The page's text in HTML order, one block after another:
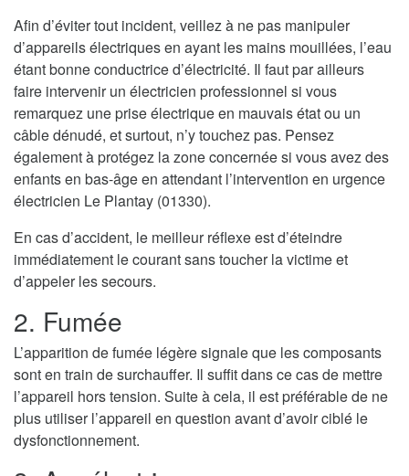
Afin d’éviter tout incident, veillez à ne pas manipuler
d’appareils électriques en ayant les mains mouillées, l’eau
étant bonne conductrice d’électricité. Il faut par ailleurs
faire intervenir un électricien professionnel si vous
remarquez une prise électrique en mauvais état ou un
câble dénudé, et surtout, n’y touchez pas. Pensez
également à protégez la zone concernée si vous avez des
enfants en bas-âge en attendant l’intervention en urgence
électricien Le Plantay (01330).
En cas d’accident, le meilleur réflexe est d’éteindre
immédiatement le courant sans toucher la victime et
d’appeler les secours.
2. Fumée
L’apparition de fumée légère signale que les composants
sont en train de surchauffer. Il suffit dans ce cas de mettre
l’appareil hors tension. Suite à cela, il est préférable de ne
plus utiliser l’appareil en question avant d’avoir ciblé le
dysfonctionnement.